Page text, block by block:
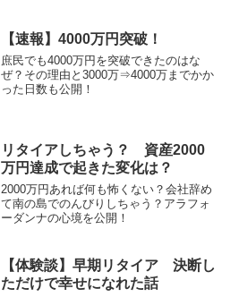
【速報】4000万円突破！
庶民でも4000万円を突破できたのはな
ぜ？その理由と3000万⇒4000万までかか
った日数も公開！
リタイアしちゃう？ 資産2000
万円達成で起きた変化は？
2000万円あれば何も怖くない？会社辞め
て南の島でのんびりしちゃう？アラフォ
ーダンナの心境を公開！
【体験談】早期リタイア 決断し
ただけで幸せになれた話